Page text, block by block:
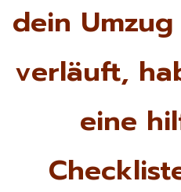
dein
verläuft,
eine